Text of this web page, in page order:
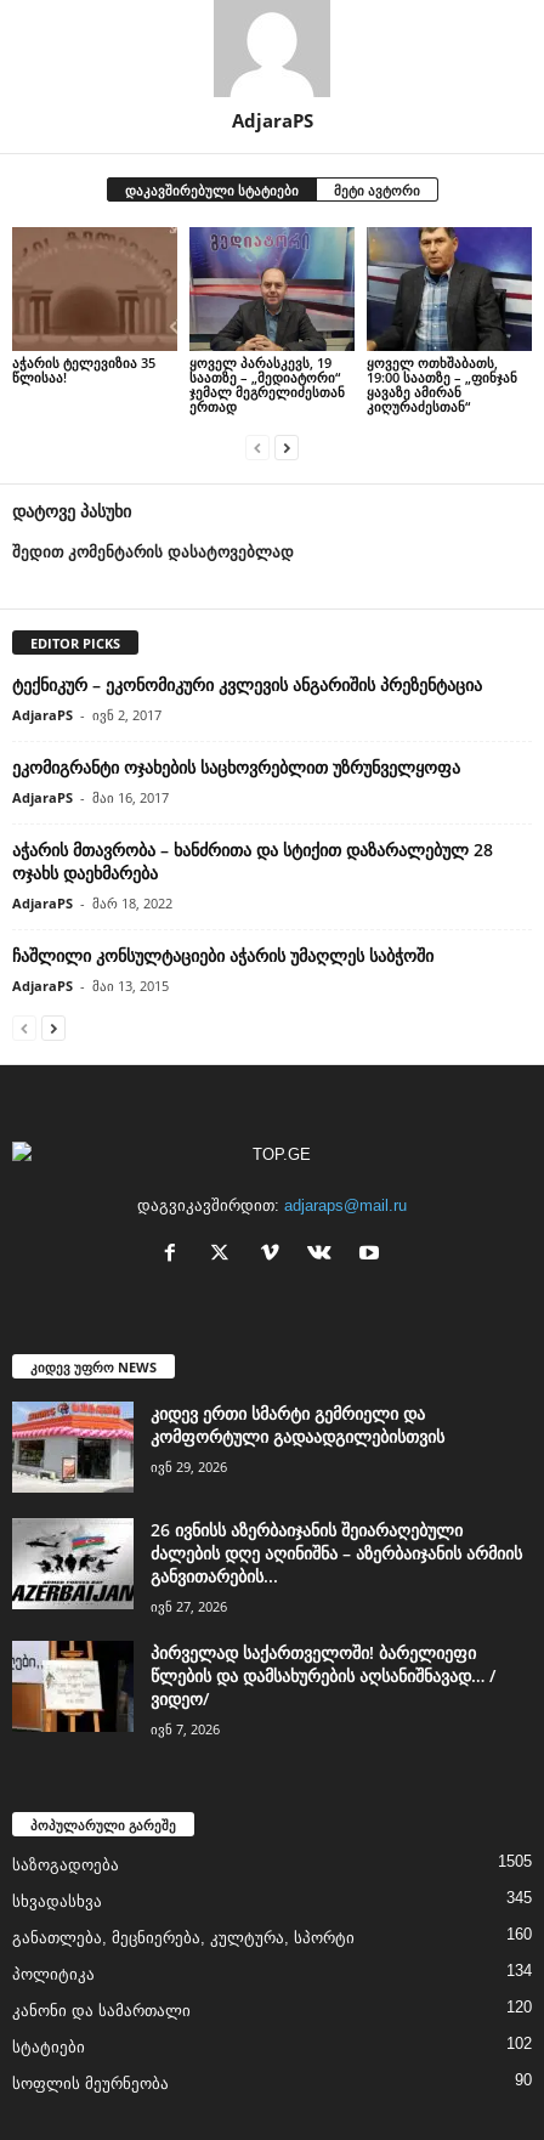
AdjaraPS
დაკავშირებული სტატიები მეტი ავტორი
აჭარის ტელევიზია 35
წლისაა!
ყოველ პარასკევს, 19
საათზე – „მედიატორი“
ჯემალ მეგრელიძესთან
ერთად
ყოველ ოთხშაბათს,
19:00 საათზე – „ფინჯან
ყავაზე ამირან
კიღურაძესთან“
დატოვე პასუხი
შედით კომენტარის დასატოვებლად
EDITOR PICKS
ტექნიკურ – ეკონომიკური კვლევის ანგარიშის პრეზენტაცია
AdjaraPS - ივნ 2, 2017
ეკომიგრანტი ოჯახების საცხოვრებლით უზრუნველყოფა
AdjaraPS - მაი 16, 2017
აჭარის მთავრობა – ხანძრითა და სტიქით დაზარალებულ 28
ოჯახს დაეხმარება
AdjaraPS - მარ 18, 2022
ჩაშლილი კონსულტაციები აჭარის უმაღლეს საბჭოში
AdjaraPS - მაი 13, 2015
დაგვიკავშირდით: adjaraps@mail.ru
კიდევ უფრო NEWS
კიდევ ერთი სმარტი გემრიელი და
კომფორტული გადაადგილებისთვის
ივნ 29, 2026
26 ივნისს აზერბაიჯანის შეიარაღებული
ძალების დღე აღინიშნა – აზერბაიჯანის არმიის
განვითარების...
ივნ 27, 2026
პირველად საქართველოში! ბარელიეფი
წლების და დამსახურების აღსანიშნავად… /
ვიდეო/
ივნ 7, 2026
პოპულარული გარეშე
საზოგადოება 1505
სხვადასხვა 345
განათლება, მეცნიერება, კულტურა, სპორტი 160
პოლიტიკა 134
კანონი და სამართალი 120
სტატიები 102
სოფლის მეურნეობა 90